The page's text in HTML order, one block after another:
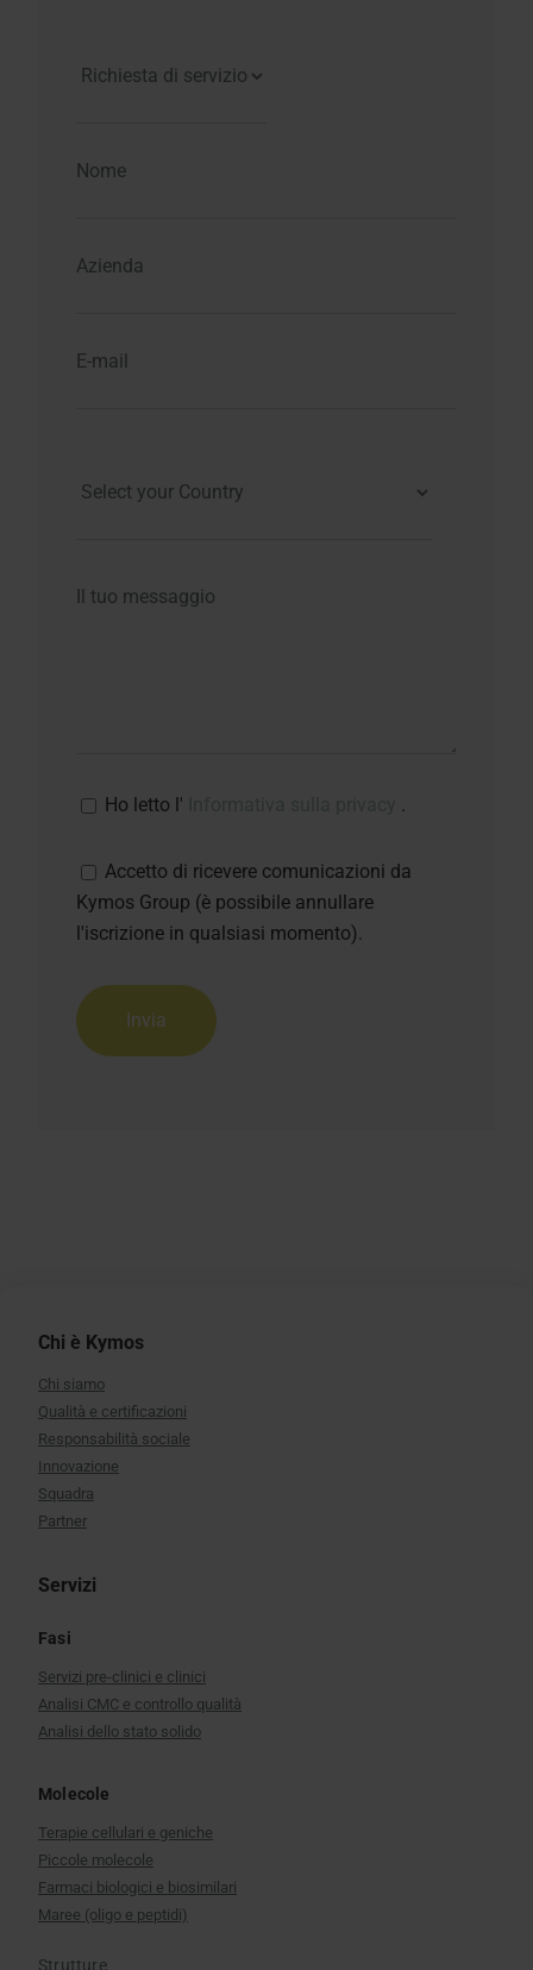
Ho letto l'
Accetto di ricevere comunicazioni da
Kymos Group (è possibile annullare
l'iscrizione in qualsiasi momento).
Chi è Kymos
Chi siamo
Qualità e certificazioni
Responsabilità sociale
Innovazione
Squadra
Partner
Servizi
Fasi
Servizi pre-clinici e clinici
Analisi CMC e controllo qualità
Analisi dello stato solido
Molecole
Terapie cellulari e geniche
Piccole molecole
Farmaci biologici e biosimilari
Maree (oligo e peptidi)
Strutture